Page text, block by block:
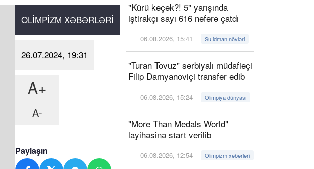
OLIMPIZM XƏBƏRLƏRI
26.07.2024, 19:31
A+
A-
Paylaşın
"Kürü keçək?! 5" yarışında
iştirakçı sayı 616 nəfərə çatdı
06.08.2026, 15:41 Su idman növləri
"Turan Tovuz" serbiyalı müdafiəçi
Filip Damyanoviçi transfer edib
06.08.2026, 15:24 Olimpiya dünyası
"More Than Medals World"
layihəsinə start verilib
06.08.2026, 12:54 Olimpizm xəbərləri